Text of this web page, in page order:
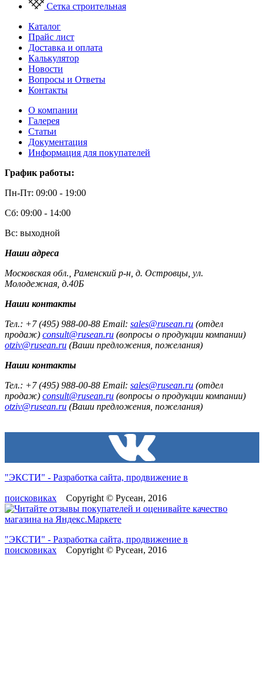
Сетка строительная
Каталог
Прайс лист
Доставка и оплата
Калькулятор
Новости
Вопросы и Ответы
Контакты
О компании
Галерея
Статьи
Документация
Информация для покупателей
График работы:
Пн-Пт: 09:00 - 19:00
Сб: 09:00 - 14:00
Вс: выходной
Наши адреса
Московская обл., Раменский р-н, д. Островцы, ул.
Молодежная, д.40Б
Наши контакты
Тел.: +7 (495) 988-00-88 Email: sales@rusean.ru (отдел
продаж) consult@rusean.ru (вопросы о продукции компании)
otziv@rusean.ru (Ваши предложения, пожелания)
Наши контакты
Тел.: +7 (495) 988-00-88 Email: sales@rusean.ru (отдел
продаж) consult@rusean.ru (вопросы о продукции компании)
otziv@rusean.ru (Ваши предложения, пожелания)
"ЭКСТИ" - Разработка сайта, продвижение в
поисковиках Copyright © Русеан, 2016
"ЭКСТИ" - Разработка сайта, продвижение в
поисковиках Copyright © Русеан, 2016